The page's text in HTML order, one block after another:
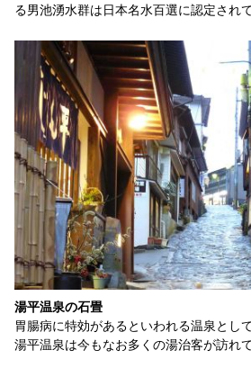
る男池湧水群は日本名水百選に認定されて
湯平温泉の石畳
胃腸病に特効があるといわれる温泉とし
湯平温泉は今もなお多くの湯治客が訪れて